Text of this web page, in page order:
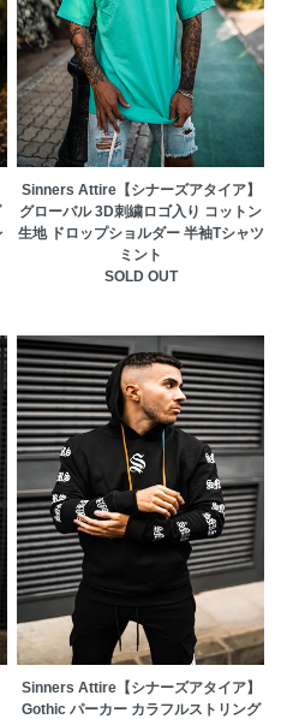
Sinners Attire【シナーズアタイア】
グローバル 3D刺繍ロゴ入り コットン
生地 ドロップショルダー 半袖Tシャツ
ミント
SOLD OUT
Sinners Attire【シナーズアタイア】
Gothic パーカー カラフルストリング